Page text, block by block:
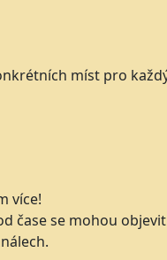
míst pro
více!
čase se mohou